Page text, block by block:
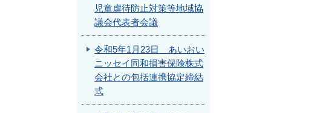
児童虐待防止対策等地域協
議会代表者会議
令和5年1月23日 あいおい
ニッセイ同和損害保険株式
会社との包括連携協定締結
式